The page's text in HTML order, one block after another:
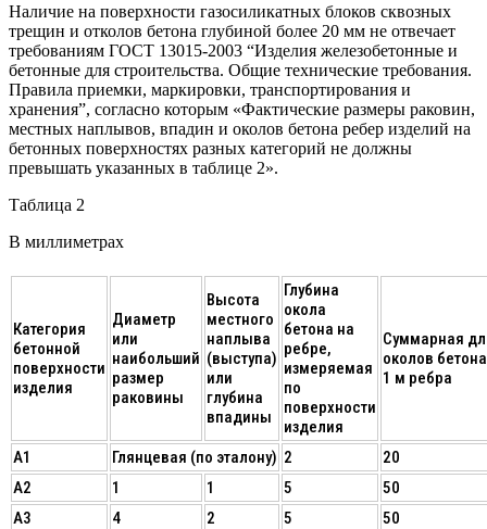
Наличие на поверхности газосиликатных блоков сквозных
трещин и отколов бетона глубиной более 20 мм не отвечает
требованиям ГОСТ 13015-2003 “Изделия железобетонные и
бетонные для строительства. Общие технические требования.
Правила приемки, маркировки, транспортирования и
хранения”, согласно которым «Фактические размеры раковин,
местных наплывов, впадин и околов бетона ребер изделий на
бетонных поверхностях разных категорий не должны
превышать указанных в таблице 2».
Таблица 2
В миллиметрах
Категория
бетонной
поверхности
изделия
Диаметр
или
наибольший
размер
раковины
Высота
местного
наплыва
(выступа)
или
глубина
впадины
Глубина
окола
бетона на
ребре,
измеряемая
по
поверхности
изделия
Суммарная
околов
1 м ребра
А1 Глянцевая (по эталону) 2
20
А2
1 1 5
50
A3
4 2 5
50